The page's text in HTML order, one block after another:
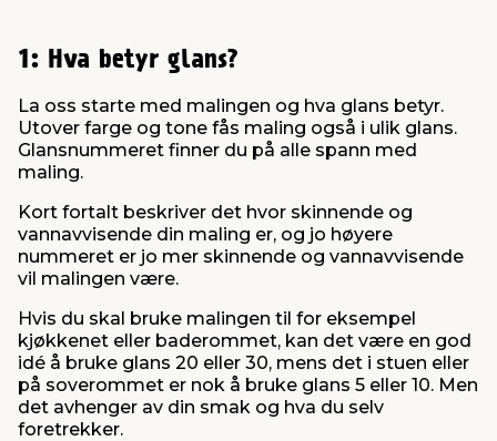
1: Hva betyr glans?
La oss starte med malingen og hva glans betyr.
Utover farge og tone fås maling også i ulik glans.
Glansnummeret finner du på alle spann med
maling.
Kort fortalt beskriver det hvor skinnende og
vannavvisende din maling er, og jo høyere
nummeret er jo mer skinnende og vannavvisende
vil malingen være.
Hvis du skal bruke malingen til for eksempel
kjøkkenet eller baderommet, kan det være en god
idé å bruke glans 20 eller 30, mens det i stuen eller
på soverommet er nok å bruke glans 5 eller 10. Men
det avhenger av din smak og hva du selv
foretrekker.